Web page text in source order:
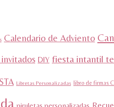
Calendario de Adviento
DIY fiesta intantil
Libretas Personalizadas libro de firmas